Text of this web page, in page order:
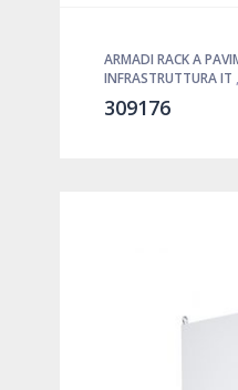
ARMADI RACK A
INFRASTRUTTURA IT ,
309176